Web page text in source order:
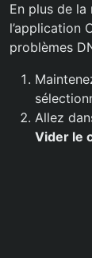
En plus de
l’application
problèmes
Allez
Vider le